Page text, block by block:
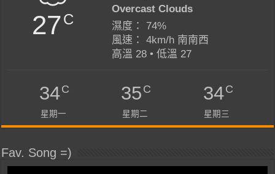
27C
Overcast Clouds
濕度： 74%
風速： 4km/h 南南西
高溫 28 • 低溫 27
34C
星期一
35C
星期二
34C
星期三
Fav. Song =)